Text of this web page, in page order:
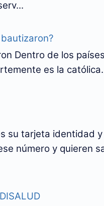
Dentro de los
es la
su tarjeta identidad
número y quieren